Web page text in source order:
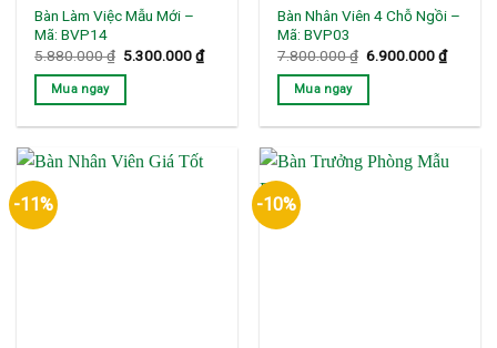
Bàn Làm Việc Mẫu Mới –
Mã: BVP14
5.880.000₫ Giá
là:
5.300.000₫Giá
hiện
5.300.000 ₫.
Mua ngay
Bàn Nhân Viên 4 Chỗ Ngồi –
Mã: BVP03
7.800.000₫ Giá
là:
6.900.000₫Giá
hiện
Mua ngay
-11% -10%